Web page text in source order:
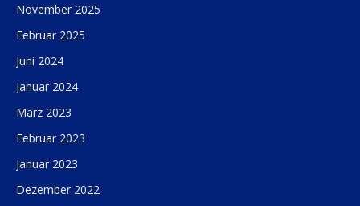
November 2025
Februar 2025
Juni 2024
Januar 2024
März 2023
Februar 2023
Januar 2023
Dezember 2022